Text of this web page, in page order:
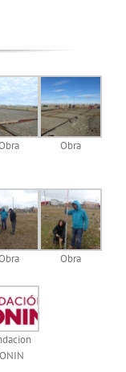
Obra
Obra